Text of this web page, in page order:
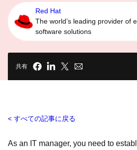
Red Hat
The world’s leading provider of
software solutions
共有
すべての記事に戻る
As an IT manager, you need to